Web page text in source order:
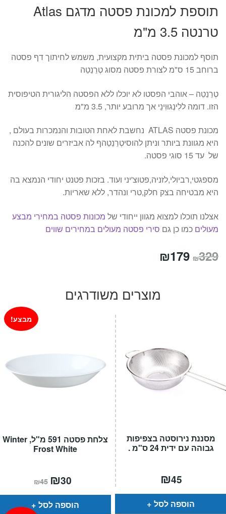
תוספת למכונת פסטה מדגם Atlas
טרנטה 3.5 מ"מ
תוסף למכונת פסטה ביתית מקצועית, משמש לחיתוך דף פסטה
ברוחב 15 ס"מ לצורת פסטה מסוג טְרֵנֵטֵה
טְרֵנֵטֵה – אוהבי הפסטו לא יוכלו ללא הפסטה הליגורית הטיפוסית
הזו. דומה ללִינְגוּוִינֵי אך מרובע יותר, 3.5 מ"מ
מכונת פסטה ATLAS נחשבת לאחת הטובות והנמכרות בעולם ,
היא מגוונת ביותר וניתן להוסיטְרֵנֵטֵהף לה אביזרים שונים להכנה
של עד 15 סוגי פסטה.
מספגטי,רביולי,לזניה,פטוצ'יני ועוד. בזכות פטנט יחודי הנמצא בה
היא מבטיחה בצק חלק,טרי ונהדר, ללא שאריות.
אצלנו תוכלו למצוא מגוון ייחודי של מכונות פסטה במחירי מבצע
מעולים כמו כן גם סירי פסטה מעולים במחירים שווים
₪329 המחיר
₪179
הוא:
מוצרים משודרגים
צלחת פסטה 591 מ"ל, Winter
Frost White
מבצע!
₪45 המחיר
המקורי
היה:
₪45.
₪30
הוא:
הוספה לסל
מסננת נירוסטה בצפיפות
גבוהה עם ידית 24 ס"מ .
₪45
הוספה לסל